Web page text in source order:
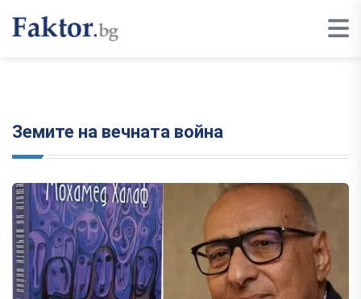
Земите на вечната война